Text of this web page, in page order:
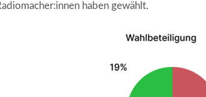
haben gewählt.